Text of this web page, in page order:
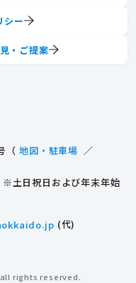
（ 地図・駐車場 ／
土日祝日および年末年始
(代)
シー
・ご提案
rights reserved.